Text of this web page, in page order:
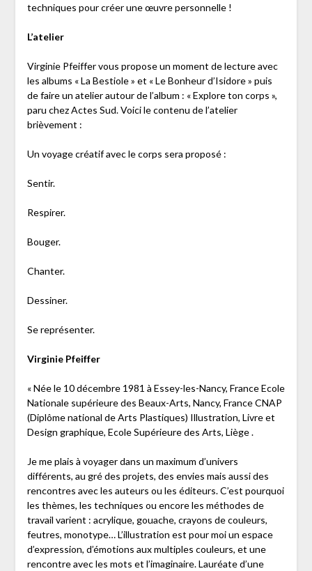
techniques pour créer une œuvre personnelle !
L’atelier
Virginie Pfeiffer vous propose un moment de lecture avec
les albums « La Bestiole » et « Le Bonheur d’Isidore » puis
de faire un atelier autour de l’album : « Explore ton corps »,
paru chez Actes Sud. Voici le contenu de l’atelier
brièvement :
Un voyage créatif avec le corps sera proposé :
Sentir.
Respirer.
Bouger.
Chanter.
Dessiner.
Se représenter.
Virginie Pfeiffer
« Née le 10 décembre 1981 à Essey-les-Nancy, France Ecole
Nationale supérieure des Beaux-Arts, Nancy, France CNAP
(Diplôme national de Arts Plastiques) Illustration, Livre et
Design graphique, Ecole Supérieure des Arts, Liège .
Je me plais à voyager dans un maximum d’univers
différents, au gré des projets, des envies mais aussi des
rencontres avec les auteurs ou les éditeurs. C’est pourquoi
les thèmes, les techniques ou encore les méthodes de
travail varient : acrylique, gouache, crayons de couleurs,
feutres, monotype… L’illustration est pour moi un espace
d’expression, d’émotions aux multiples couleurs, et une
rencontre avec les mots et l’imaginaire. Lauréate d’une